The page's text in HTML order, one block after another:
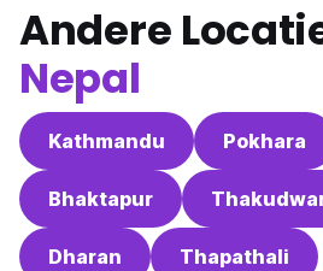
Andere
Nepal
Kathmandu Pokhara
Bhaktapur
Dharan Thapathali